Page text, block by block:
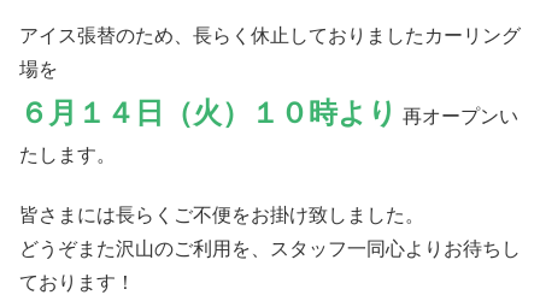
アイス張替のため、長らく休止しておりましたカーリング
場を
６月１４日（火）１０時より 再オープンい
たします。
皆さまには長らくご不便をお掛け致しました。
どうぞまた沢山のご利用を、スタッフ一同心よりお待ちし
ております！